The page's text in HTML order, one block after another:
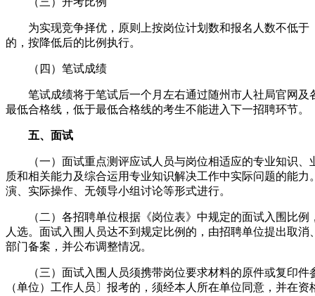
为实现竞争择优，原则上按岗位计划数和报名人数不低于
的，按降低后的比例执行。
（四）笔试成绩
笔试成绩将于笔试后一个月左右通过随州市人社局官网及
最低合格线，低于最低合格线的考生不能进入下一招聘环节。
五、面试
（一）面试重点测评应试人员与岗位相适应的专业知识、
质和相关能力及综合运用专业知识解决工作中实际问题的能
演、实际操作、无领导小组讨论等形式进行。
（二）各招聘单位根据《岗位表》中规定的面试入围比例
人选。面试入围人员达不到规定比例的，由招聘单位提出取
部门备案，并公布调整情况。
（三）面试入围人员须携带岗位要求材料的原件或复印件
（单位）工作人员〕报考的，须经本人所在单位同意，并在